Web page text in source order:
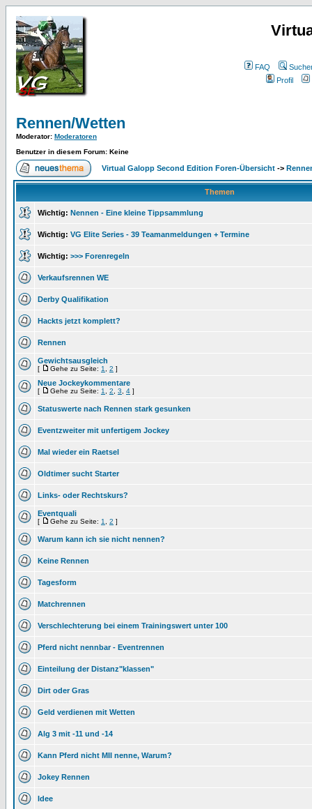
FAQ
Profil
Rennen/Wetten
Moderator: Moderatoren
Benutzer in diesem Forum: Keine
Virtual Galopp Second Edition Foren-Übersicht ->
Themen
Wichtig: Nennen - Eine kleine Tippsammlung
Wichtig: VG Elite Series - 39 Teamanmeldungen + Termine
Wichtig: >>> Forenregeln
Verkaufsrennen WE
Derby Qualifikation
Hackts jetzt komplett?
Rennen
Gewichtsausgleich
[ Gehe zu Seite: 1 2 ]
Neue Jockeykommentare
[ Gehe zu Seite: 1 2 3 4 ]
Statuswerte nach Rennen stark gesunken
Eventzweiter mit unfertigem Jockey
Mal wieder ein Raetsel
Oldtimer sucht Starter
Links- oder Rechtskurs?
Eventquali
[ Gehe zu Seite: 1 2 ]
Warum kann ich sie nicht nennen?
Keine Rennen
Tagesform
Matchrennen
Verschlechterung bei einem Trainingswert unter 100
Pferd nicht nennbar - Eventrennen
Einteilung der Distanz"klassen"
Dirt oder Gras
Geld verdienen mit Wetten
Alg 3 mit -11 und -14
Kann Pferd nicht MII nenne, Warum?
Jokey Rennen
Idee